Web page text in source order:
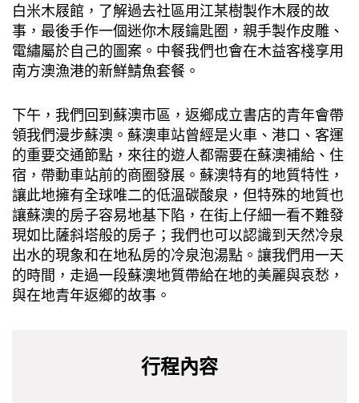
⽩米⽊屐館，了解過去社區⽤江某樹製作⽊屐的故
事，最後⼿作⼀個迷你⽊屐鑰匙圈，親⼿製作⽪雕、
電繡屬於⾃⼰的圖案。中餐我們也會在⽊益客棧享⽤
南⽅澳漁港的新鮮鯖⿂套餐。
下午，我們回到蘇澳市區，返鄉成立書店的青年會帶
領我們漫步蘇澳。蘇澳⾞站曾經是火⾞、港⼝、客運
的重要交通節點，來往的遊⼈都需要在蘇澳補給、住
宿，帶動⾞站前的商圈發展。蘇澳特有的地質特性，
讓此地擁有全球唯⼆的低溫碳酸泉，但特殊的地質也
讓蘇澳的房⼦容易地基下陷，在街上仔細⼀看不難發
現如比薩斜塔般的房⼦；我們也可以認識到天然冷泉
出⽔的現象和在地私房的冷泉泡湯點。讓我們⽤⼀天
的時間，⾛過⼀段蘇澳地質帶給在地的美麗與哀愁，
與在地青年返鄉的故事。
行程內容